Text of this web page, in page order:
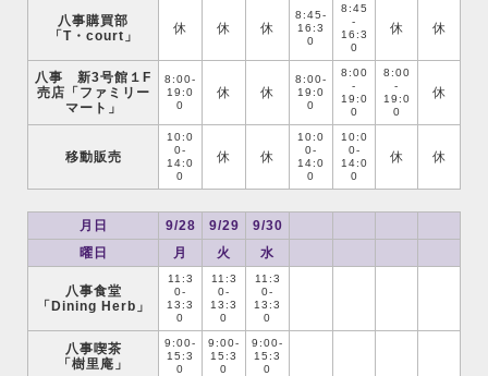
八事購買部
「T・court」
休 休 休
8:45-
16:3
0
8:45
-
16:3
0
休 休
八事 新3号館１F
売店「ファミリー
マート」
8:00-
19:0
0
休 休
8:00-
19:0
0
8:00
-
19:0
0
8:00
-
19:0
0
休
移動販売
10:0
0-
14:0
0
休 休
10:0
0-
14:0
0
10:0
0-
14:0
0
休 休
月日 9/28 9/29
9/30
曜日
月 火 水
八事食堂
「Dining Herb」
11:3
0-
13:3
0
11:3
0-
13:3
0
11:3
0-
13:3
0
八事喫茶
「樹里庵」
9:00-
15:3
0
9:00-
15:3
0
9:00-
15:3
0